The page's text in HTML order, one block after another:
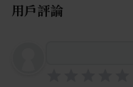
用戶評論